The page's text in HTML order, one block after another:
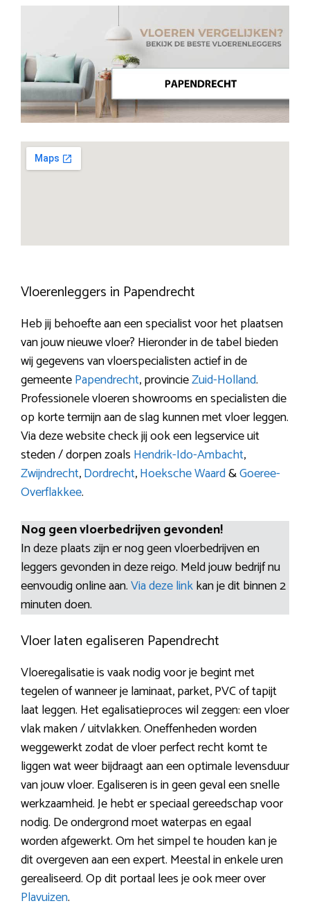
Vloerenleggers in Papendrecht
Heb jij behoefte aan een specialist voor het plaatsen
van jouw nieuwe vloer? Hieronder in de tabel bieden
wij gegevens van vloerspecialisten actief in de
gemeentePapendrecht, provincieZuid-Holland.
Professionele vloeren showrooms en specialisten die
op korte termijn aan de slag kunnen met vloer leggen.
Via deze website check jij ook een legservice uit
steden / dorpen zoals Hendrik-Ido-Ambacht,
Zwijndrecht,Dordrecht,Hoeksche Waard&Goeree-
Overflakkee.
Nog geen vloerbedrijven gevonden!
In deze plaats zijn er nog geen vloerbedrijven en
leggers gevonden in deze reigo. Meld jouw bedrijf nu
eenvoudig online aan.Via deze linkkan je dit binnen 2
minuten doen.
Vloer laten egaliseren Papendrecht
Vloeregalisatie is vaak nodig voor je begint met
tegelen of wanneer je laminaat, parket, PVC of tapijt
laat leggen. Het egalisatieproces wil zeggen: een vloer
vlak maken / uitvlakken. Oneffenheden worden
weggewerkt zodat de vloer perfect recht komt te
liggen wat weer bijdraagt aan een optimale levensduur
van jouw vloer. Egaliseren is in geen geval een snelle
werkzaamheid. Je hebt er speciaal gereedschap voor
nodig. De ondergrond moet waterpas en egaal
worden afgewerkt. Om het simpel te houden kan je
dit overgeven aan een expert. Meestal in enkele uren
gerealiseerd. Op dit portaal lees je ook meer over
Plavuizen.